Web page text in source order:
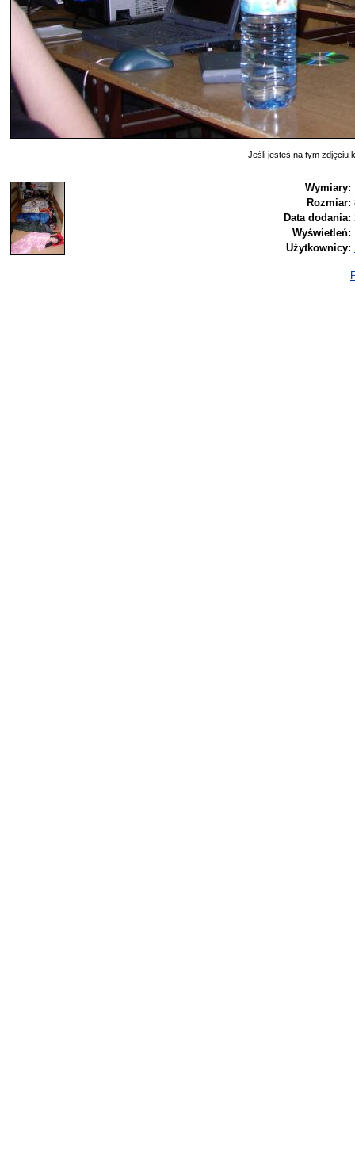
Jeśli jesteś na tym zdjęciu
Wymiary:
Rozmiar:
Data dodania:
Wyświetleń:
Użytkownicy: